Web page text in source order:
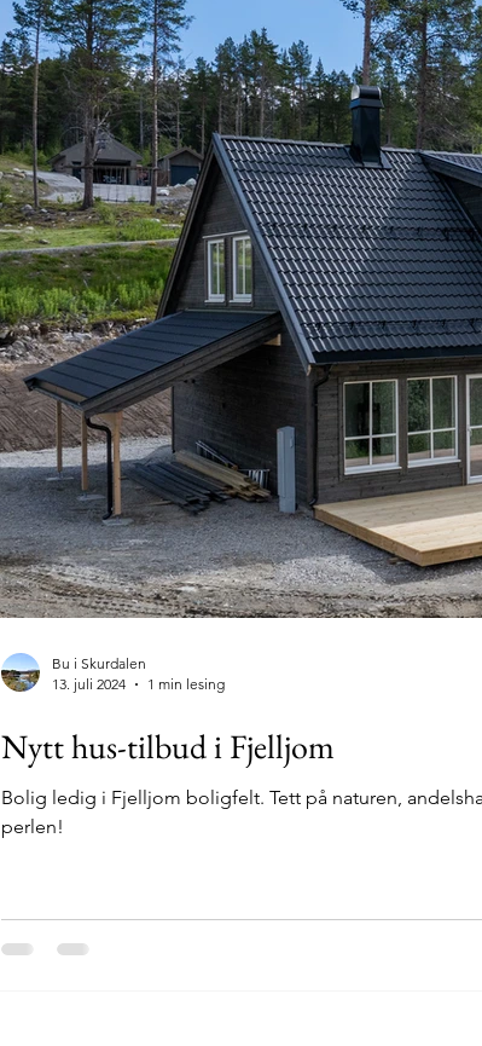
Nytt hus-tilbud i Fjelljom
Bolig ledig i Fjelljom boligfelt. Tett på naturen,
perlen!
Bu i Skurdalen
13. juli 2024
1 min lesing